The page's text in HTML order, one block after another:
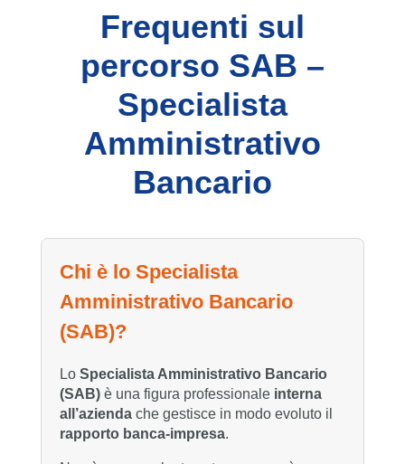
Frequenti sul
percorso SAB –
Specialista
Amministrativo
Bancario
Chi è lo Specialista
Amministrativo Bancario
(SAB)?
Lo Specialista Amministrativo Bancario
(SAB)è una figura professionale interna
all’aziendache gestisce in modo evoluto il
rapporto banca-impresa.